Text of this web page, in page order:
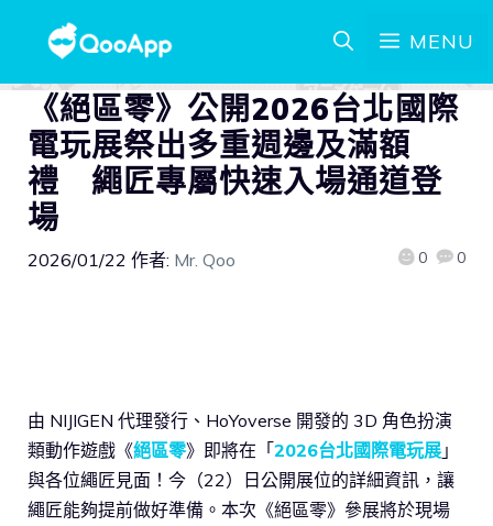
MENU
《絕區零》公開2026台北國際
電玩展祭出多重週邊及滿額
禮 繩匠專屬快速入場通道登
場
2026/01/22 作者: Mr. Qoo 0 0
由 NIJIGEN 代理發行、HoYoverse 開發的 3D 角色扮演
類動作遊戲《絕區零》即將在「2026台北國際電玩展 」
與各位繩匠見面！今（22）日公開展位的詳細資訊，讓
繩匠能夠提前做好準備。本次《絕區零》參展將於現場